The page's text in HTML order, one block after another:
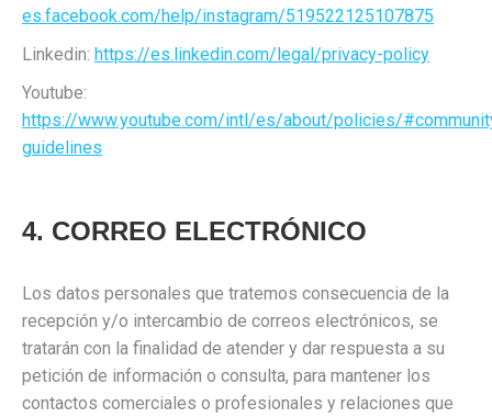
es.facebook.com/help/instagram/519522125107875
Linkedin: https://es.linkedin.com/legal/privacy-policy
Youtube:
https://www.youtube.com/intl/es/about/policies/
guidelines
4. CORREO ELECTRÓNICO
Los datos personales que tratemos consecuencia de la
recepción y/o intercambio de correos electrónicos, se
tratarán con la finalidad de atender y dar respuesta a su
petición de información o consulta, para mantener los
contactos comerciales o profesionales y relaciones que